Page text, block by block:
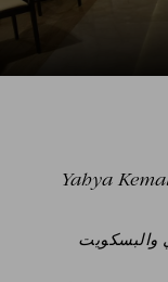
Yahya